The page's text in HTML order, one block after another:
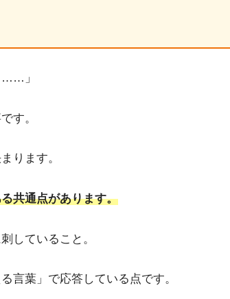
……」
す。
ります。
共通点があります。
していること。
言葉」で応答している点です。